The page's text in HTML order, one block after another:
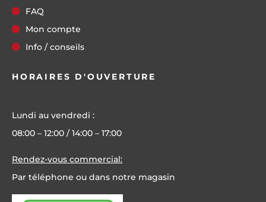
FAQ
Mon compte
Info / conseils
HORAIRES D'OUVERTURE
Lundi au vendredi :
08:00 – 12:00 / 14:00 – 17:00
Rendez-vous commercial:
Par téléphone ou dans notre magasin